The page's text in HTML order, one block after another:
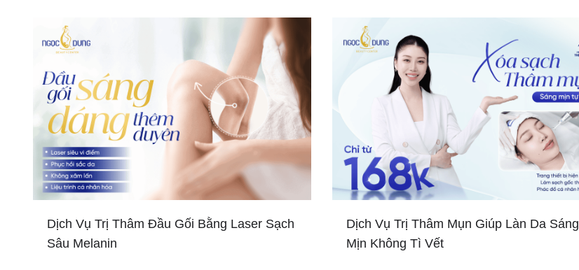
Dịch Vụ Trị Thâm Đầu Gối Bằng Laser Sạch
Sâu Melanin
Dịch Vụ Trị Thâm Mụn Giúp Làn Da Sáng
Mịn Không Tì Vết